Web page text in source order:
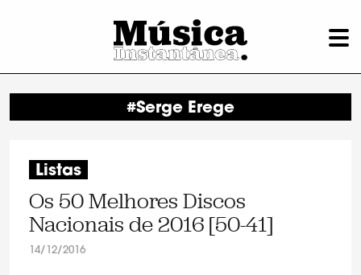
#Serge Erege
Listas
Os 50 Melhores Discos
Nacionais de 2016 [50-41]
14/12/2016